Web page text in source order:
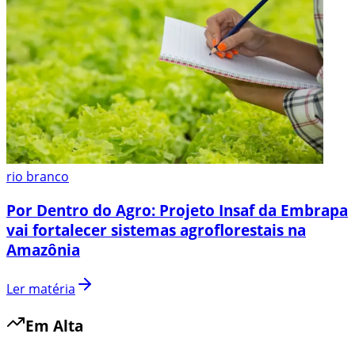
rio branco
Por Dentro do Agro: Projeto Insaf da Embrapa
vai fortalecer sistemas agroflorestais na
Amazônia
Ler matéria
Em Alta